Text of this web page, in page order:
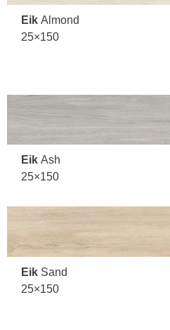
Eik Almond
25×150
Eik Ash
25×150
Eik Sand
25×150